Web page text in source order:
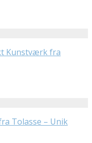
Kunstværk fra
Tolasse – Unik